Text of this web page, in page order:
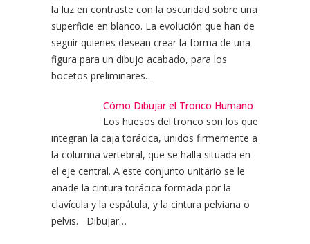
la luz en contraste con la oscuridad sobre una
superficie en blanco. La evolución que han de
seguir quienes desean crear la forma de una
figura para un dibujo acabado, para los
bocetos preliminares…
Cómo Dibujar el Tronco Humano
Los huesos del tronco son los que
integran la caja torácica, unidos firmemente a
la columna vertebral, que se halla situada en
el eje central. A este conjunto unitario se le
añade la cintura torácica formada por la
clavícula y la espátula, y la cintura pelviana o
pelvis. Dibujar…